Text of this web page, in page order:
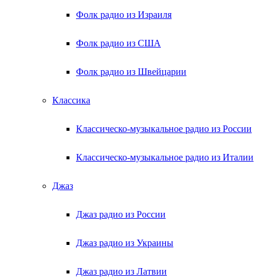
Фолк радио из Израиля
Фолк радио из США
Фолк радио из Швейцарии
Классика
Классическо-музыкальное радио из России
Классическо-музыкальное радио из Италии
Джаз
Джаз радио из России
Джаз радио из Украины
Джаз радио из Латвии